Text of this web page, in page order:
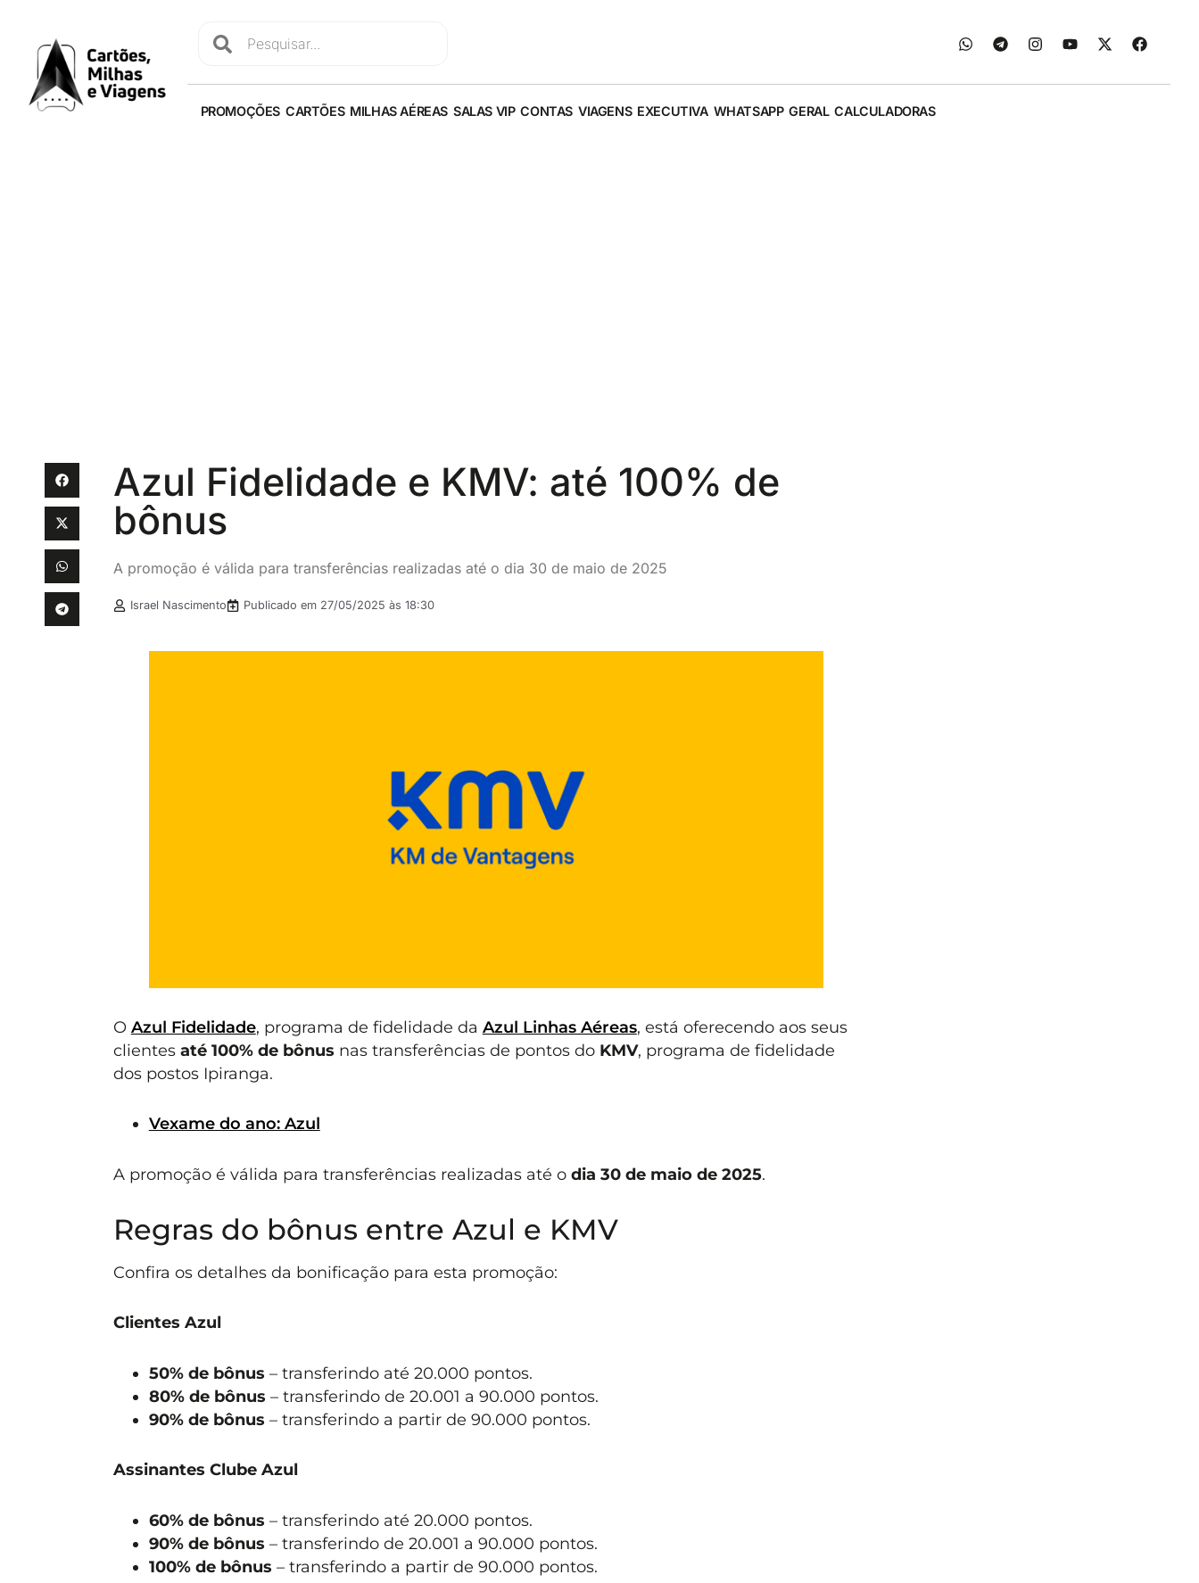
PROMOÇÕES CARTÕES MILHAS AÉREAS SALAS VIP CONTAS VIAGENS EXECUTIVA WHATSAPP GERAL CALCULADORAS
Azul Fidelidade e KMV: até 100% de
bônus
A promoção é válida para transferências realizadas até o dia 30 de maio de 2025
Israel Nascimento Publicado em 27/05/2025 às 18:30
O Azul Fidelidade, programa de fidelidade da Azul Linhas Aéreas, está oferecendo aos seus
clientes até 100% de bônus nas transferências de pontos do KMV, programa de fidelidade
dos postos Ipiranga.
Vexame do ano: Azul
A promoção é válida para transferências realizadas até o dia 30 de maio de 2025.
Regras do bônus entre Azul e KMV
Confira os detalhes da bonificação para esta promoção:
Clientes Azul
50% de bônus – transferindo até 20.000 pontos.
80% de bônus – transferindo de 20.001 a 90.000 pontos.
90% de bônus – transferindo a partir de 90.000 pontos.
Assinantes Clube Azul
60% de bônus – transferindo até 20.000 pontos.
90% de bônus – transferindo de 20.001 a 90.000 pontos.
100% de bônus – transferindo a partir de 90.000 pontos.